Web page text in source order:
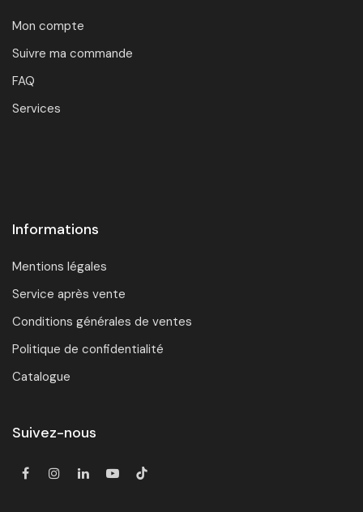
Mon compte
Suivre ma commande
FAQ
Services
Informations
Mentions légales
Service après vente
Conditions générales de ventes
Politique de confidentialité
Catalogue
Suivez-nous